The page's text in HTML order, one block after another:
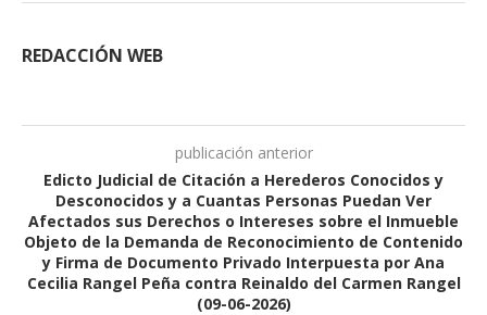
REDACCIÓN WEB
publicación anterior
Edicto Judicial de Citación a Herederos Conocidos y
Desconocidos y a Cuantas Personas Puedan Ver
Afectados sus Derechos o Intereses sobre el Inmueble
Objeto de la Demanda de Reconocimiento de Contenido
y Firma de Documento Privado Interpuesta por Ana
Cecilia Rangel Peña contra Reinaldo del Carmen Rangel
(09-06-2026)